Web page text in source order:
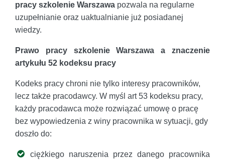
pracy szkolenie Warszawa pozwala na regularne
uzupełnianie oraz uaktualnianie już posiadanej
wiedzy.
Prawo pracy szkolenie Warszawa a znaczenie
artykułu 52 kodeksu pracy
Kodeks pracy chroni nie tylko interesy pracowników,
lecz także pracodawcy. W myśl art 53 kodeksu pracy,
każdy pracodawca może rozwiązać umowę o pracę
bez wypowiedzenia z winy pracownika w sytuacji, gdy
doszło do:
ciężkiego naruszenia przez danego pracownika